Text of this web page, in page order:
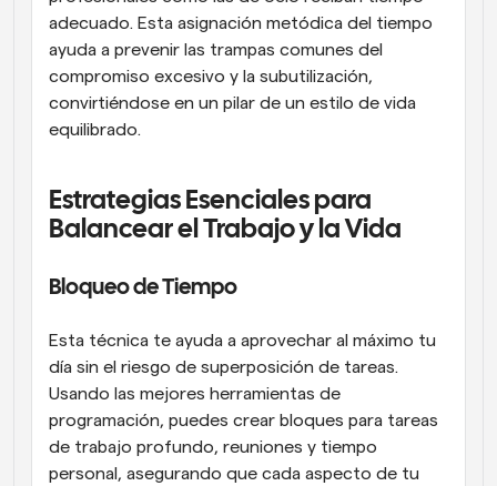
adecuado. Esta asignación metódica del tiempo
ayuda a prevenir las trampas comunes del
compromiso excesivo y la subutilización,
convirtiéndose en un pilar de un estilo de vida
equilibrado.
Estrategias Esenciales para
Balancear el Trabajo y la Vida
Bloqueo de Tiempo
Esta técnica te ayuda a aprovechar al máximo tu
día sin el riesgo de superposición de tareas.
Usando las mejores herramientas de
programación, puedes crear bloques para tareas
de trabajo profundo, reuniones y tiempo
personal, asegurando que cada aspecto de tu